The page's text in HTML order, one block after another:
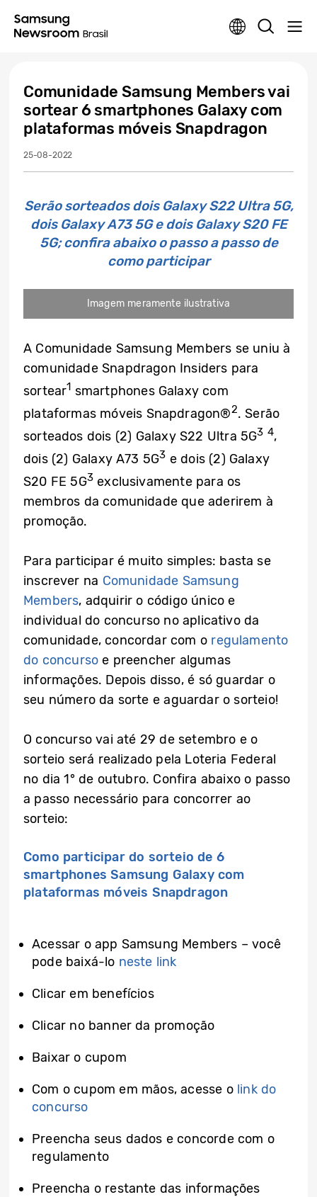
Comunidade Samsung Members vai
sortear 6 smartphones Galaxy com
plataformas móveis Snapdragon
25-08-2022
Serão sorteados dois Galaxy S22 Ultra 5G,
dois Galaxy A73 5G e dois Galaxy S20 FE
5G; confira abaixo o passo a passo de
como participar
Imagem meramente ilustrativa
A Comunidade Samsung Members se uniu à
comunidade Snapdragon Insiders para
sortear1 smartphones Galaxy com
plataformas móveis Snapdragon®2. Serão
sorteados dois (2) Galaxy S22 Ultra 5G3 4,
dois (2) Galaxy A73 5G3 e dois (2) Galaxy
S20 FE 5G3exclusivamente para os
membros da comunidade que aderirem à
promoção.
Para participar é muito simples: basta se
inscrever na Comunidade Samsung
Members, adquirir o código único e
individual do concurso no aplicativo da
comunidade, concordar com o regulamento
do concurso e preencher algumas
informações. Depois disso, é só guardar o
seu número da sorte e aguardar o sorteio!
O concurso vai até 29 de setembro e o
sorteio será realizado pela Loteria Federal
no dia 1° de outubro. Confira abaixo o passo
a passo necessário para concorrer ao
sorteio:
Como participar do sorteio de 6
smartphones Samsung Galaxy com
plataformas móveis Snapdragon
Acessar o app Samsung Members – você
pode baixá-lo neste link
Clicar em benefícios
Clicar no banner da promoção
Baixar o cupom
Com o cupom em mãos, acesse o link do
concurso
Preencha seus dados e concorde com o
regulamento
Preencha o restante das informações